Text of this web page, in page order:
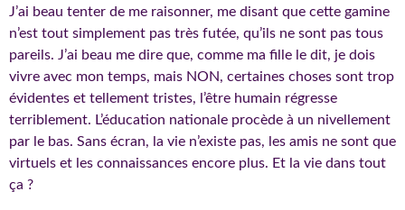
J’ai beau tenter de me raisonner, me disant que cette gamine
n’est tout simplement pas très futée, qu’ils ne sont pas tous
pareils. J’ai beau me dire que, comme ma fille le dit, je dois
vivre avec mon temps, mais NON, certaines choses sont trop
évidentes et tellement tristes, l’être humain régresse
terriblement. L’éducation nationale procède à un nivellement
par le bas. Sans écran, la vie n’existe pas, les amis ne sont que
virtuels et les connaissances encore plus. Et la vie dans tout
ça ?